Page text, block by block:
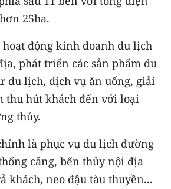
25ha.
hoạt động kinh doanh du lịch
phát triển các sản phẩm du
du lịch, dịch vụ ăn uống, giải
thu hút khách đến với loại
thủy.
là phục vụ du lịch đường
cảng, bến thủy nội địa
khách, neo đậu tàu thuyền...